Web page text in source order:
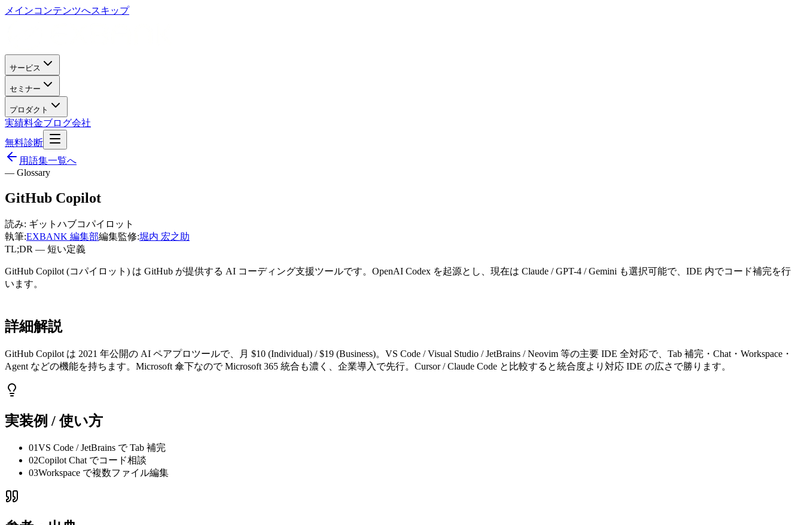
メインコンテンツへスキップ
サービス
セミナー
プロダクト
実績料金ブログ会社
無料診断
用語集一覧へ
— Glossary
GitHub Copilot
読み: ギットハブコパイロット
執筆:EXBANK 編集部編集監修:堀内 宏之助
TL;DR — 短い定義
GitHub Copilot (コパイロット) は GitHub が提供する AI コーディング支援ツールです。OpenAI Codex を起源とし、現在は Claude / GPT-4 / Gemini も選択可能で、IDE 内でコード補完を行
います。
詳細解説
GitHub Copilot は 2021 年公開の AI ペアプロツールで、月 $10 (Individual) / $19 (Business)。VS Code / Visual Studio / JetBrains / Neovim 等の主要 IDE 全対応で、Tab 補完・Chat・Workspace・
Agent などの機能を持ちます。Microsoft 傘下なので Microsoft 365 統合も濃く、企業導入で先行。Cursor / Claude Code と比較すると統合度より対応 IDE の広さで勝ります。
実装例 / 使い方
01VS Code / JetBrains で Tab 補完
02Copilot Chat でコード相談
03Workspace で複数ファイル編集